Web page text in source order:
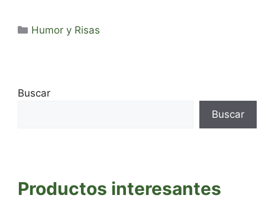
Categorías
Humor y Risas
Buscar
Buscar
Productos interesantes